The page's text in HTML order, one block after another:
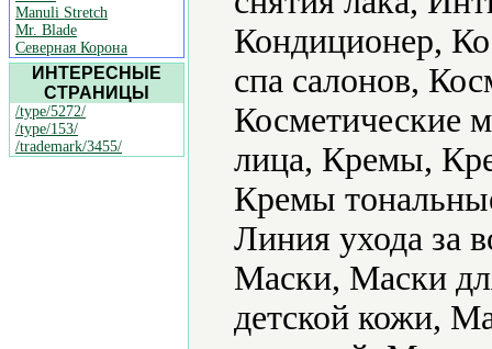
Manuli Stretch
Mr. Blade
Северная Корона
ИНТЕРЕСНЫЕ
СТРАНИЦЫ
/type/5272/
/type/153/
/trademark/3455/
Кондиционер,
спа салонов,
Косметические
лица, Кремы,
Кремы
Линия ухода за
Маски, Маски
детской кожи,